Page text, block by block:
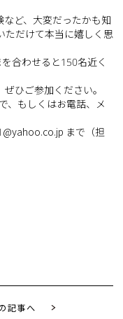
ど、大変だったかも知
ただけて本当に嬉しく思
合わせると150名近く
ひご参加ください。
、もしくはお電話、メ
まで（担
記事へ